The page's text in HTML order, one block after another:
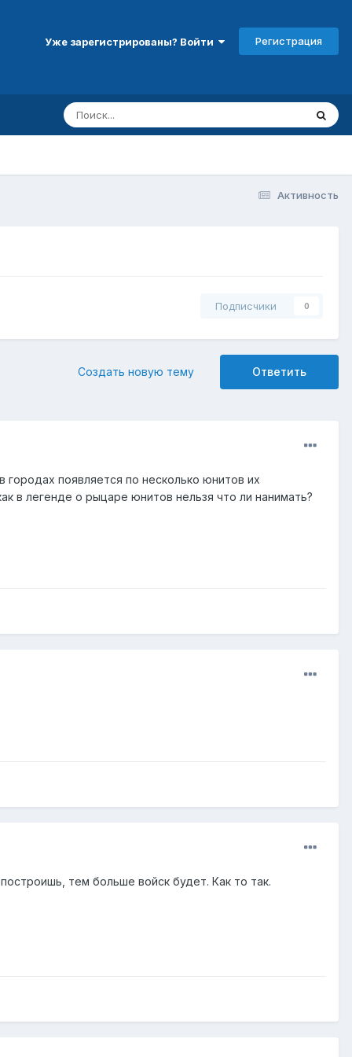
Уже зарегистрированы? Войти Регистрация
Активность
Подписчики 0
Ответить
Создать новую тему
городах появляется по несколько юнитов их
в легенде о рыцаре юнитов нельзя что ли нанимать?
тем больше войск будет. Как то так.